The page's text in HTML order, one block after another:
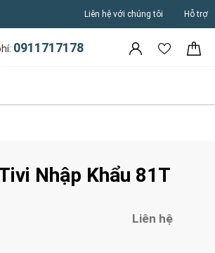
Liên hệ với chúng tôi Hỗ trợ
0911717178
Nhập Khẩu 81T
Liên hệ